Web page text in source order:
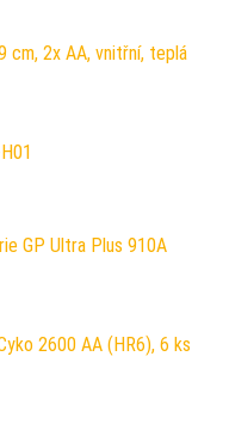
cm, 2x AA, vnitřní, teplá
GP Ultra Plus 910A
2600 AA (HR6), 6 ks